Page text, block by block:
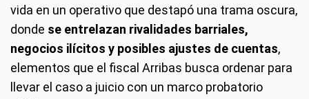
vida en un operativo que destapó una trama oscura,
donde se entrelazan rivalidades barriales,
negocios ilícitos y posibles ajustes de cuentas,
elementos que el fiscal Arribas busca ordenar para
llevar el caso a juicio con un marco probatorio